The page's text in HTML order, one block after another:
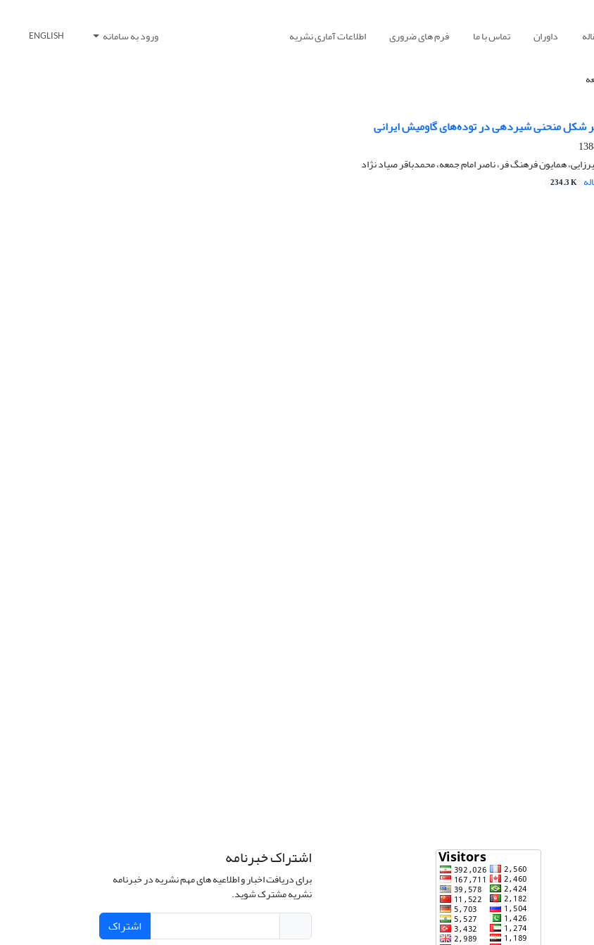
داوران تماس با ما فرم های ضروری اطلاعات آماری نشریه ورود به سامانه ENGLISH
شکل منحنی شیردهی در توده‌های گاومیش ایرانی
همایون فرهنگ فر، ناصر امام جمعه، محمدباقر صیاد نژاد
234.3 K
اشتراک خبرنامه
برای دریافت اخبار و اطلاعیه های مهم نشریه در خبرنامه
نشریه مشترک شوید.
اشتراک